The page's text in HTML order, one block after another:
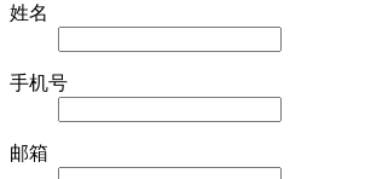
姓名
手机号
邮箱